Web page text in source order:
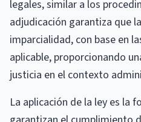
legales, similar a los
adjudicación garantiza que
imparcialidad, con base en
aplicable, proporcionando
justicia en el contexto
La aplicación de la ley es la